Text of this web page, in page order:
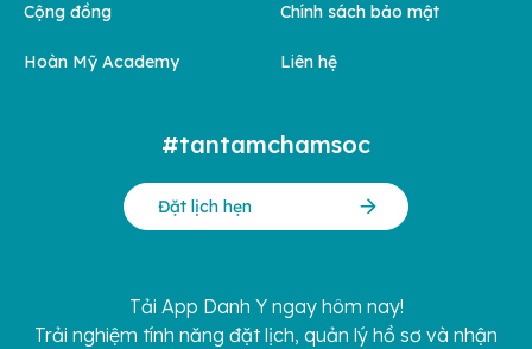
Cộng đồng
Hoàn Mỹ Academy
Chính sách bảo mật
Liên hệ
#tantamchamsoc
Đặt lịch hẹn
Tải App Danh Y ngay hôm nay!
Trải nghiệm tính năng đặt lịch, quản lý hồ sơ và nhận